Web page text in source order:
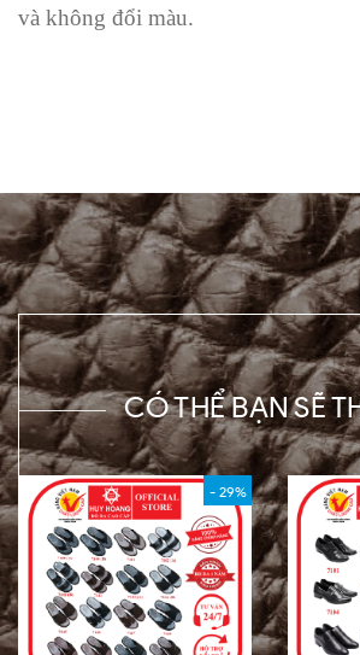
và không đổi màu.
CÓ THỂ BẠN SẼ
- 29%